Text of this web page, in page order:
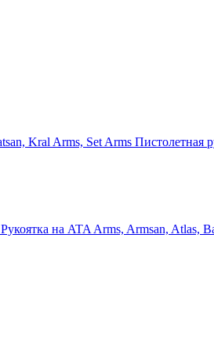
Пистолетная
Рукоятка на ATA Arms, Armsan, Atlas,